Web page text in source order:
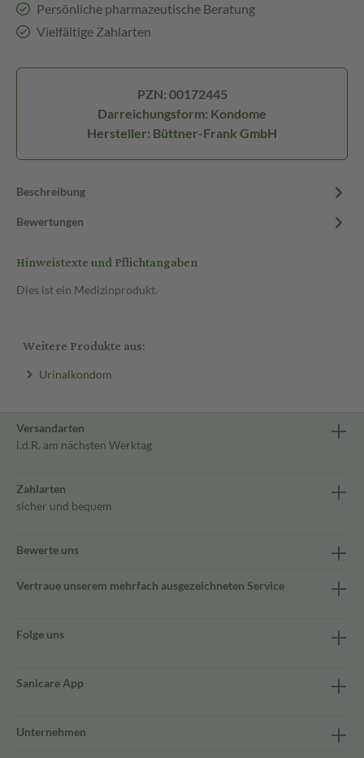
Persönliche pharmazeutische Beratung
Vielfältige Zahlarten
PZN: 00172445
Darreichungsform: Kondome
Hersteller: Büttner-Frank GmbH
Beschreibung
Bewertungen
Hinweistexte und Pflichtangaben
Dies ist ein Medizinprodukt.
Weitere Produkte aus:
Urinalkondom
Versandarten
i.d.R. am nächsten Werktag
Zahlarten
sicher und bequem
Bewerte uns
Vertraue unserem mehrfach ausgezeichneten Service
Folge uns
Sanicare App
Unternehmen